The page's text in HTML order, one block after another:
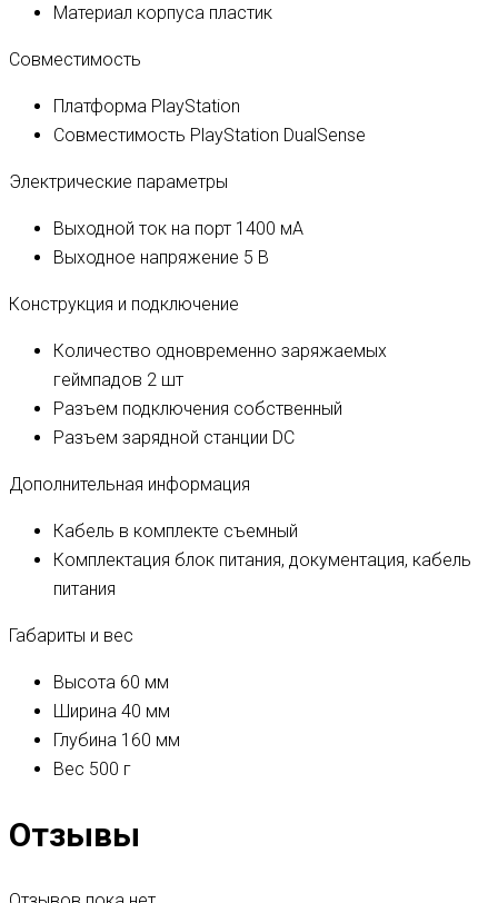
Материал корпуса пластик
Совместимость
Платформа PlayStation
Совместимость PlayStation DualSense
Электрические параметры
Выходной ток на порт 1400 мА
Выходное напряжение 5 В
Конструкция и подключение
Количество одновременно заряжаемых
геймпадов 2 шт
Разъем подключения собственный
Разъем зарядной станции DC
Дополнительная информация
Кабель в комплекте съемный
Комплектация блок питания, документация, кабель
питания
Габариты и вес
Высота 60 мм
Ширина 40 мм
Глубина 160 мм
Вес 500 г
Отзывы